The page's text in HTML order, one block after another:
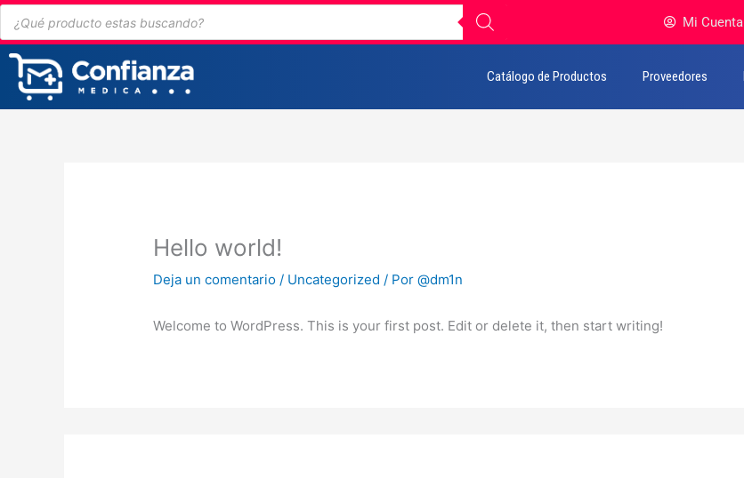
Ir
contenido
Búsqueda
de
productos
Mi Cuenta
Catálogo de Productos Proveedores
Hello world!
Deja un comentario / Uncategorized / Por@dm1n
Welcome to WordPress. This is your first post. Edit or delete it, then start writing!